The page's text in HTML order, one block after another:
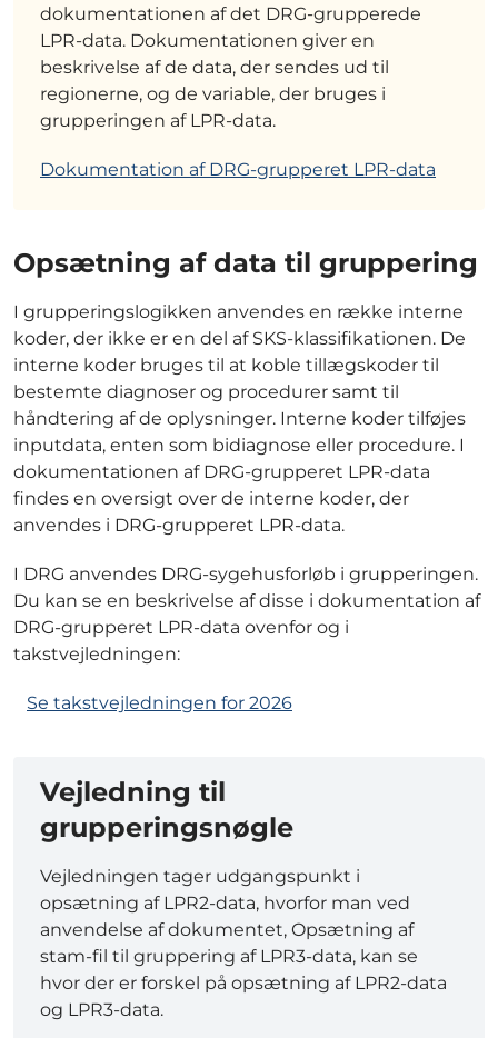
dokumentationen af det DRG-grupperede
LPR-data. Dokumentationen giver en
beskrivelse af de data, der sendes ud til
regionerne, og de variable, der bruges i
grupperingen af LPR-data.
Dokumentation af DRG-grupperet LPR-data
Opsætning af data til gruppering
I grupperingslogikken anvendes en række interne
koder, der ikke er en del af SKS-klassifikationen. De
interne koder bruges til at koble tillægskoder til
bestemte diagnoser og procedurer samt til
håndtering af de oplysninger. Interne koder tilføjes
inputdata, enten som bidiagnose eller procedure. I
dokumentationen af DRG-grupperet LPR-data
findes en oversigt over de interne koder, der
anvendes i DRG-grupperet LPR-data.
I DRG anvendes DRG-sygehusforløb i grupperingen.
Du kan se en beskrivelse af disse i dokumentation af
DRG-grupperet LPR-data ovenfor og i
takstvejledningen:
Se takstvejledningen for 2026
Vejledning til
grupperingsnøgle
Vejledningen tager udgangspunkt i
opsætning af LPR2-data, hvorfor man ved
anvendelse af dokumentet, Opsætning af
stam-fil til gruppering af LPR3-data, kan se
hvor der er forskel på opsætning af LPR2-data
og LPR3-data.